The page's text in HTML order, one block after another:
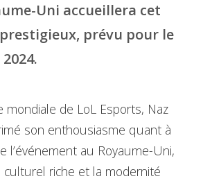
Uni accueillera cet
prévu pour le
mondiale de LoL Esports, Naz
son enthousiasme quant à
l’événement au Royaume-Uni,
culturel riche et la modernité